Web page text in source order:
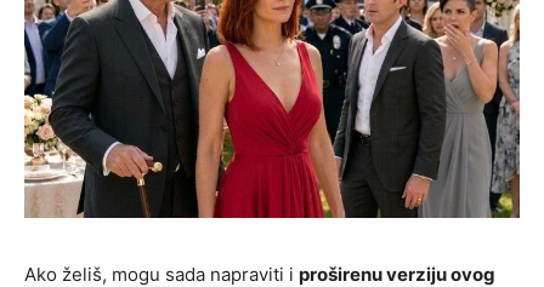
Ako želiš, mogu sada napraviti i proširenu verziju ovog